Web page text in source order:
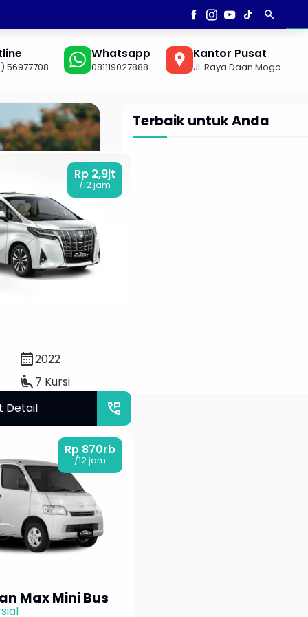
search
56977708
Whatsapp
081119027888
Kantor Pusat
Jl. Raya Daan Mogo..
yang futuristik
karena
satu. Ini dia 11
Terbaik untuk Anda
calendar_month2022
airline_seat_recline_extra7 Kursi
Rp 2,9jt
/12 jam
Detail perm_phone_msg
Max Mini Bus
Rp 870rb
/12 jam